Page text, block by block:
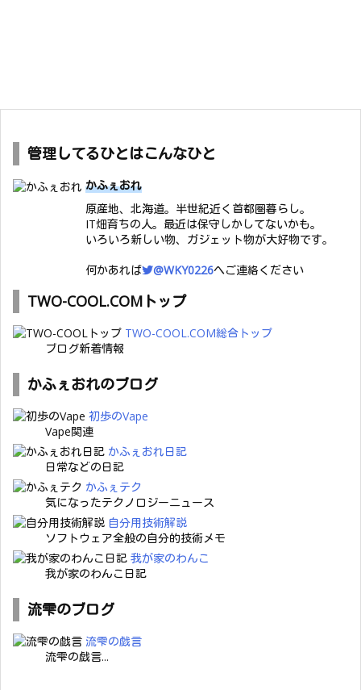
管理してるひとはこんなひと
かふぇおれ
原産地、北海道。半世紀近く首都圏暮らし。
IT畑育ちの人。最近は保守しかしてないかも。
いろいろ新しい物、ガジェット物が大好物です。
何かあれば
@WKY0226へご連絡ください
TWO-COOL.COMトップ
TWO-COOL.COM総合トップ
ブログ新着情報
かふぇおれのブログ
初歩のVape
Vape関連
かふぇおれ日記
日常などの日記
かふぇテク
気になったテクノロジーニュース
自分用技術解説
ソフトウェア全般の自分的技術メモ
我が家のわんこ
我が家のわんこ日記
流雫のブログ
流雫の戯言
流雫の戯言...